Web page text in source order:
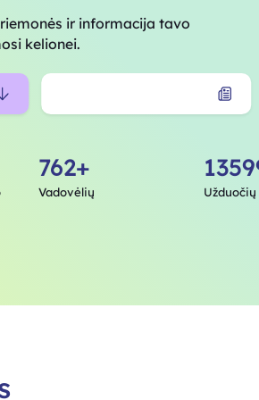
ir informacija tavo
kelionei.
762+
Vadovėlių Užduočių